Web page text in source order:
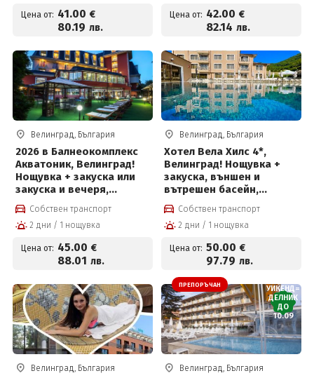
за 41 € на човек
Цена от: 41.00 €
80.19 лв.
басейн с минерална вода
и солна стая за 42 евро
на човек на ден
Цена от: 42.00 €
82.14 лв.
Велинград, България
2026 в Балнеокомплекс
Акватоник, Велинград!
Нощувка + закуска или
закуска и вечеря,
вътрешен и външен
акватоничен басейн и
Уелнес пакет на цени от
45 евро на човек
Собствен транспорт
2 дни / 1 нощувка
Цена от: 45.00 €
88.01 лв.
Велинград, България
Хотел Вела Хилс 4*,
Велинград! Нощувка +
закуска, външен и
вътрешен басейн,
джакузи и СПА пакет на
цени от 50 евро на човек
Собствен транспорт
2 дни / 1 нощувка
Цена от: 50.00 €
97.79 лв.
Велинград, България
ПРЕПОРЪЧАН
УИКЕНД=
ДЕЛНИК
ДО
10.09
Велинград, България